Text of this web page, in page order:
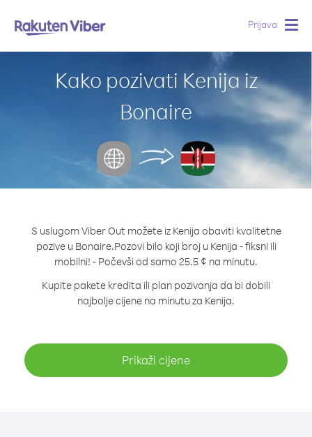
Prijava
Kako pozivati Kenija iz
Bonaire
S uslugom Viber Out možete iz Kenija obaviti kvalitetne
pozive u Bonaire.Pozovi bilo koji broj u Kenija - fiksni ili
mobilni! - Počevši od samo 25.5 ¢ na minutu.
Kupite pakete kredita ili plan pozivanja da bi dobili
najbolje cijene na minutu za Kenija.
Prikaži cijene